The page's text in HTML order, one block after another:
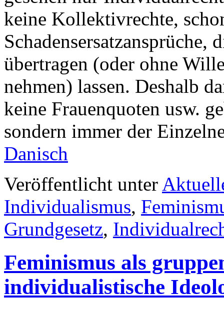
keine Kollektivrechte,
Schadensersatzansprüche,
übertragen (oder ohne
nehmen) lassen. Deshalb
keine Frauenquoten usw.
sondern immer der
Danisch
Veröffentlicht unter
Individualismus,
Grundgesetz,
Feminismus als
individualistische